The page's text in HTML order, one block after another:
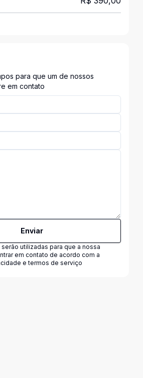
para que um de nossos
em contato
Enviar
utilizadas para que a nossa
em contato de acordo com a
e termos de serviço